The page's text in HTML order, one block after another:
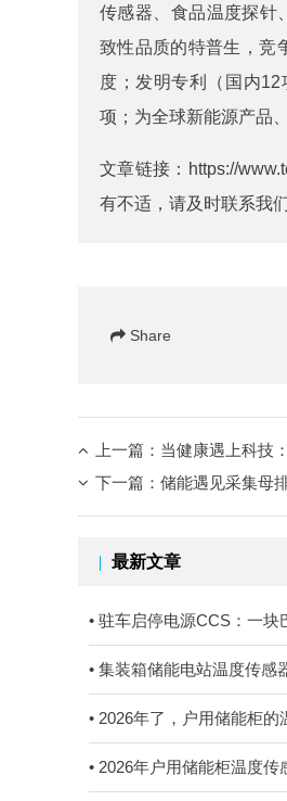
传感器
食品温度探针
致性品质的特普生，竞
度；发明专利（国内
项；为全球新能源产品
文章链接： https://
有不适，请及时联系我们
Share
上一篇： 当健康遇上科技
下一篇： 储能遇见采集母
最新文章
• 驻车启停电源CCS：一
• 集装箱储能电站温度传感
• 2026年了，户用储能柜
• 2026年户用储能柜温度传